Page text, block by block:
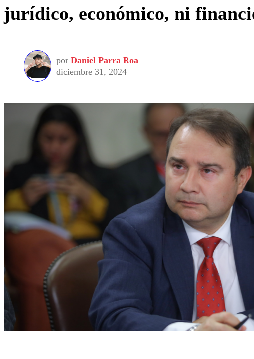
jurídico, económico, ni
por Daniel Parra Roa
diciembre 31, 2024